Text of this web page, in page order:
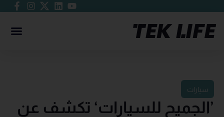
سيارات
’الجميح للسيارات‘ تكشف عن